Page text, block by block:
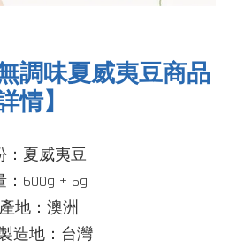
調味夏威夷豆商品
情】
：夏威夷豆
：600g ± 5g
地：澳洲
造地：台灣